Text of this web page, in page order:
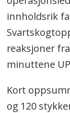
innholdsrik
reaksjoner
minuttene
Kort
og 120